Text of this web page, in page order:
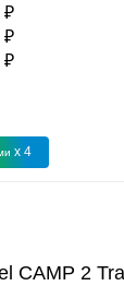
80.000
200.000
400.000
₽
₽
₽
x 4
CAMP 2